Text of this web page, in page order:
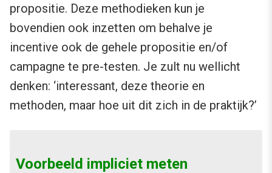
propositie. Deze methodieken kun je
bovendien ook inzetten om behalve je
incentive ook de gehele propositie en/of
campagne te pre-testen. Je zult nu wellicht
denken: ‘interessant, deze theorie en
methoden, maar hoe uit dit zich in de praktijk?’
Voorbeeld impliciet meten